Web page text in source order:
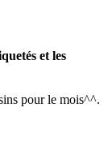
et les
pour le mois^^.